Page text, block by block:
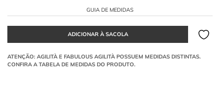
GUIA DE MEDIDAS